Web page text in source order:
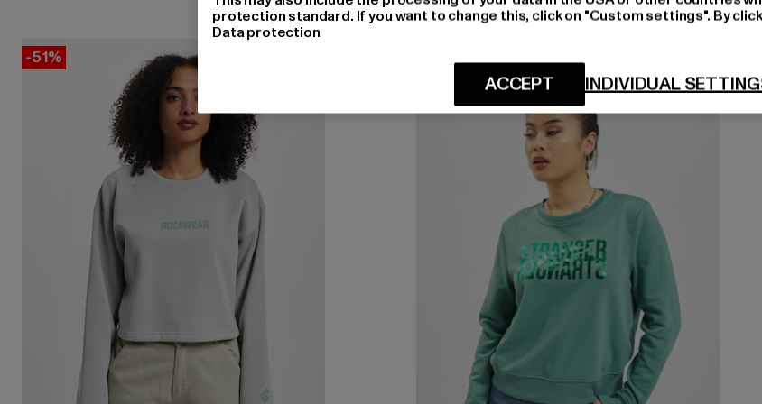
-51% -55%
protection standard. If you want to change this, click on "Custom settings". By
Data protection
INDIVIDUAL
ACCEPT